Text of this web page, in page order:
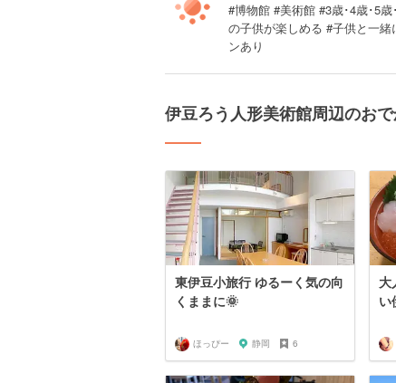
#博物館 #美術館 #3歳･4歳･5
の子供が楽しめる #子供と一
ンあり
伊豆ろう人形美術館周辺のお
東伊豆小旅行 ゆるーく気の向
くままに🌞
ほっぴー 静岡 6
大
い